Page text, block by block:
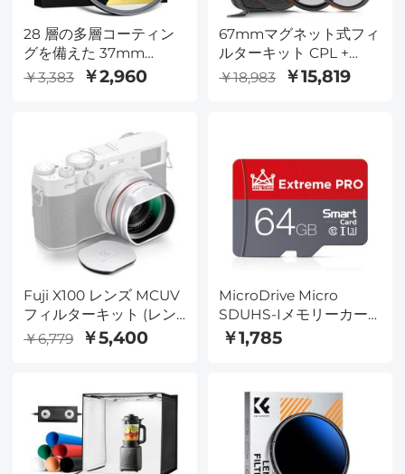
28 層の多層コーティン
グを備えた 37mm
MCUV プロテクション
ィルター 37mm カメラ
レンズ Nano-X シリーズ
用
￥3,383 ￥2,960
67mmマグネット式フィ
ルターキット CPL +
ND2-32 + ブラックミス
HD光学ガラス（カメラ
レンズ用） - Nano-Xシ
リーズ（72mmマグネッ
トキャップ対応）
￥18,983 ￥15,819
Fuji X100 レンズ MCUV
フィルターキット (レン
ズフードとレンズキャッ
プ付き) マルチコート
Fuji X100、X100F、
X100S、X100T、
X100V、X100VI 対応 (ブ
ラック)
￥6,779 ￥5,400
MicroDrive Micro
SDUHS-Iメモリーカー
ド64GB
￥1,785